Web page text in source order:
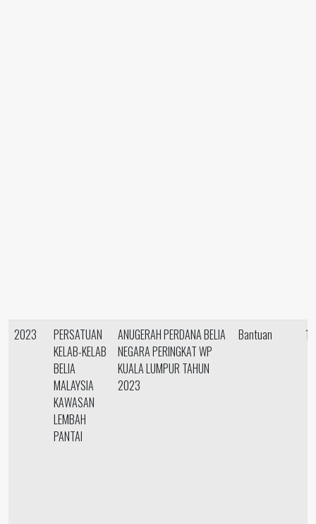
2023
PERSATUAN
KELAB-KELAB
BELIA
MALAYSIA
KAWASAN
LEMBAH
PANTAI
ANUGERAH PERDANA BELIA
NEGARA PERINGKAT WP
KUALA LUMPUR TAHUN
2023
Bantuan